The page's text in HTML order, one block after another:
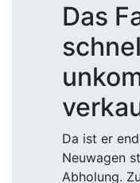
Das
Da ist er
Neuwagen
Abholung.